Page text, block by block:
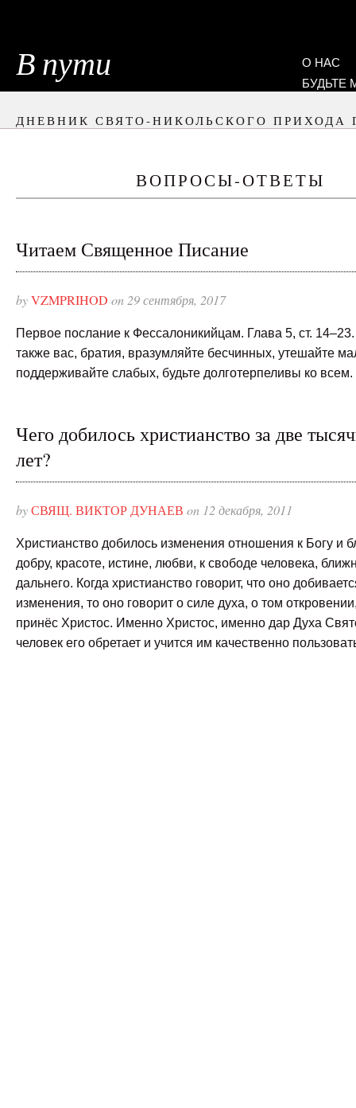
В пути
О НАС
БУДЬТЕ
ДНЕВНИК СВЯТО-НИКОЛЬСКОГО ПРИХОДА
ВОПРОСЫ-ОТВЕТЫ
Читаем Священное Писание
byVZMPRIHOD on 29 сентября, 2017
Первое послание к Фессалоникийцам. Глава 5, ст.
также вас, братия, вразумляйте бесчинных, утешайте
поддерживайте слабых, будьте долготерпеливы ко всем.
Чего добилось христианство за две
лет?
byСВЯЩ. ВИКТОР ДУНАЕВ on 12 декабря, 2011
Христианство добилось изменения отношения к Богу и
добру, красоте, истине, любви, к свободе человека,
дальнего. Когда христианство говорит, что оно
изменения, то оно говорит о силе духа, о том
принёс Христос. Именно Христос, именно дар Духа
человек его обретает и учится им качественно